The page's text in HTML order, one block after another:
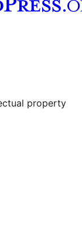
property